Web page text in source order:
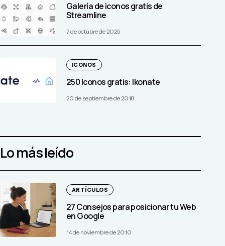
Galería de iconos gratis de
Streamline
7 de octubre de 2025
ICONOS
250 Iconos gratis: Ikonate
20 de septiembre de 2018
Lo más leído
ARTÍCULOS
27 Consejos para posicionar tu Web
en Google
14 de noviembre de 2010